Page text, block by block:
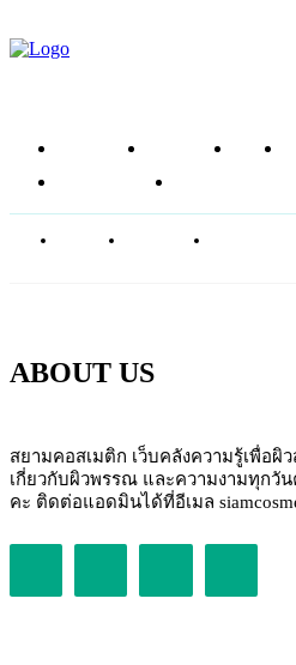
หน้าแรก ข่าวสาร รีวิว
อาหารเสริม
ศัลยกรรมคว
ABOUT US
สยามคอสเมติก เว็บคลังความรู้เพื่อผิว
เกี่ยวกับผิวพรรณ และความงามทุกวั
คะ ติดต่อแอดมินได้ที่อีเมล